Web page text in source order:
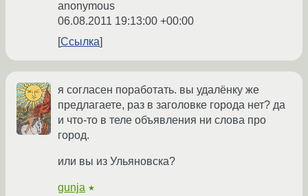
anonymous
06.08.2011 19:13:00 +00:00
Ссылка
я согласен поработать. вы удалёнку же
предлагаете, раз в заголовке города нет? да
и что-то в теле объявления ни слова про
город.
или вы из Ульяновска?
gunja ★